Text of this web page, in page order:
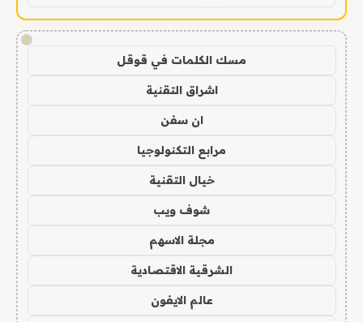
!
مسك الكلمات في قوقل
اشراق التقنية
ان سفن
مرابع التكنولوجيا
خيال التقنية
شوف ويب
مجلة الاسهم
الشرقية الاقتصادية
عالم الايفون